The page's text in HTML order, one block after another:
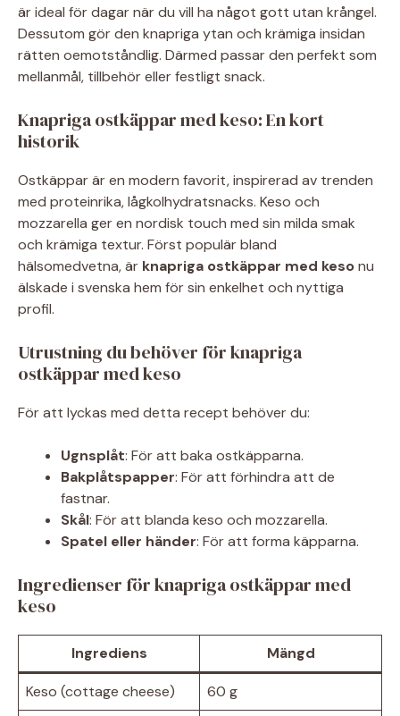
är ideal för dagar när du vill ha något gott utan krångel.
Dessutom gör den knapriga ytan och krämiga insidan
rätten oemotståndlig. Därmed passar den perfekt som
mellanmål, tillbehör eller festligt snack.
Knapriga ostkäppar med keso: En kort
historik
Ostkäppar är en modern favorit, inspirerad av trenden
med proteinrika, lågkolhydratsnacks. Keso och
mozzarella ger en nordisk touch med sin milda smak
och krämiga textur. Först populär bland
hälsomedvetna, är knapriga ostkäppar med kesonu
älskade i svenska hem för sin enkelhet och nyttiga
profil.
Utrustning du behöver för knapriga
ostkäppar med keso
För att lyckas med detta recept behöver du:
Ugnsplåt: För att baka ostkäpparna.
Bakplåtspapper: För att förhindra att de
fastnar.
Skål: För att blanda keso och mozzarella.
Spatel eller händer: För att forma käpparna.
Ingredienser för knapriga ostkäppar med
keso
Ingrediens Mängd
Keso (cottage cheese)
60 g